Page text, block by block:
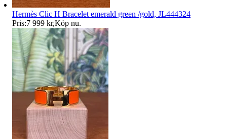
Hermès Clic H Bracelet emerald green /gold, JL444324
Pris:7 999 kr,Köp nu.